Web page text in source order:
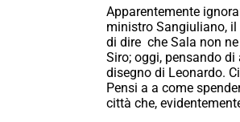
Apparentemente
ministro Sangiuliano,
di dire che Sala non
Siro; oggi, pensando
disegno di Leonardo.
Pensi a a come
città che,